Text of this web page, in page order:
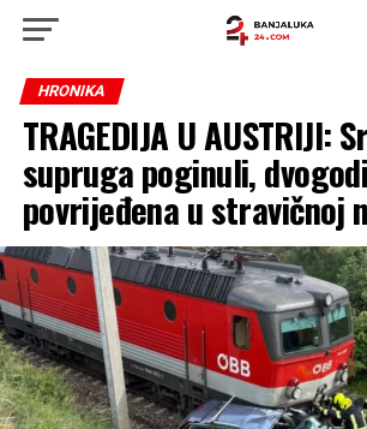
HRONIKA
TRAGEDIJA U AUSTRIJI:
supruga poginuli,
povrijeđena u stravičnoj